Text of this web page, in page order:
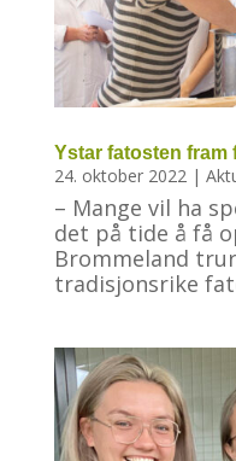
Ystar fatosten fram
24. oktober 2022 |
– Mange vil ha
det på tide å få
Brommeland
tradisjonsrike